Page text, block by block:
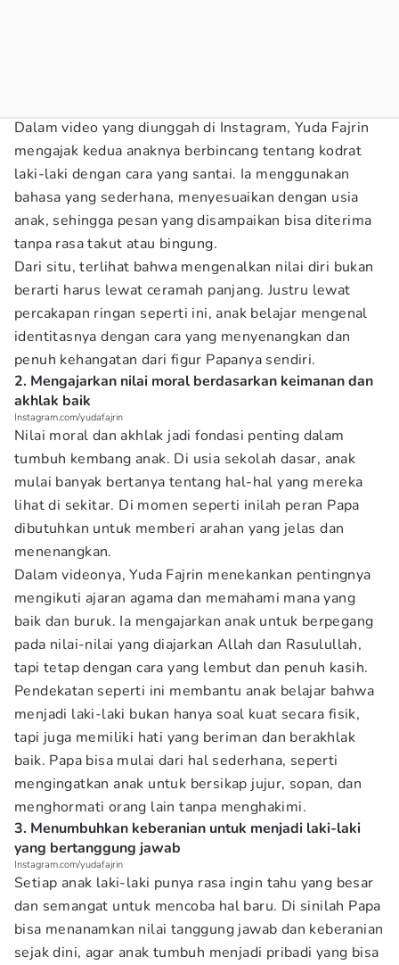
Dalam video yang diunggah di Instagram, Yuda Fajrin
mengajak kedua anaknya berbincang tentang kodrat
laki-laki dengan cara yang santai. Ia menggunakan
bahasa yang sederhana, menyesuaikan dengan usia
anak, sehingga pesan yang disampaikan bisa diterima
tanpa rasa takut atau bingung.
Dari situ, terlihat bahwa mengenalkan nilai diri bukan
berarti harus lewat ceramah panjang. Justru lewat
percakapan ringan seperti ini, anak belajar mengenal
identitasnya dengan cara yang menyenangkan dan
penuh kehangatan dari figur Papanya sendiri.
2. Mengajarkan nilai moral berdasarkan keimanan dan
akhlak baik
Instagram.com/yudafajrin
Nilai moral dan akhlak jadi fondasi penting dalam
tumbuh kembang anak. Di usia sekolah dasar, anak
mulai banyak bertanya tentang hal-hal yang mereka
lihat di sekitar. Di momen seperti inilah peran Papa
dibutuhkan untuk memberi arahan yang jelas dan
menenangkan.
Dalam videonya, Yuda Fajrin menekankan pentingnya
mengikuti ajaran agama dan memahami mana yang
baik dan buruk. Ia mengajarkan anak untuk berpegang
pada nilai-nilai yang diajarkan Allah dan Rasulullah,
tapi tetap dengan cara yang lembut dan penuh kasih.
Pendekatan seperti ini membantu anak belajar bahwa
menjadi laki-laki bukan hanya soal kuat secara fisik,
tapi juga memiliki hati yang beriman dan berakhlak
baik. Papa bisa mulai dari hal sederhana, seperti
mengingatkan anak untuk bersikap jujur, sopan, dan
menghormati orang lain tanpa menghakimi.
3. Menumbuhkan keberanian untuk menjadi laki-laki
yang bertanggung jawab
Instagram.com/yudafajrin
Setiap anak laki-laki punya rasa ingin tahu yang besar
dan semangat untuk mencoba hal baru. Di sinilah Papa
bisa menanamkan nilai tanggung jawab dan keberanian
sejak dini, agar anak tumbuh menjadi pribadi yang bisa